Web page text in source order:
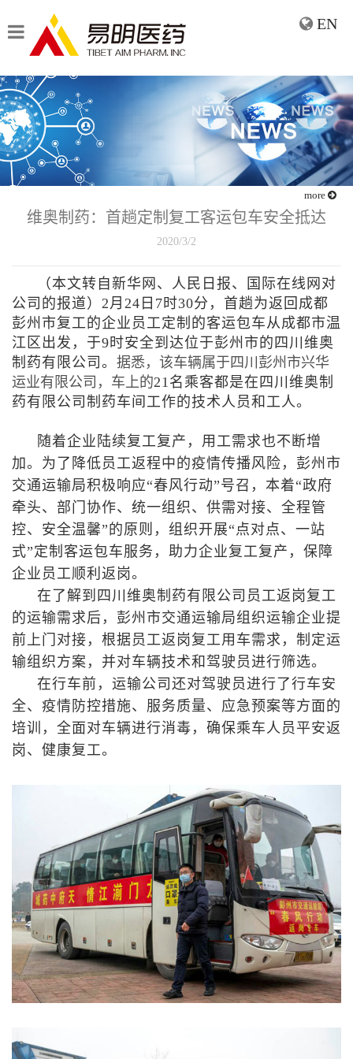
EN
more
维奥制药：首趟定制复工客运包车安全抵达
2020/3/2
（本文转自新华网、人民日报、国际在线网对
公司的报道）2月24日7时30分，首趟为返回成都
彭州市复工的企业员工定制的客运包车从成都市温
江区出发，于9时安全到达位于彭州市的四川维奥
制药有限公司。 据悉，该车辆属于四川彭州市兴华
运业有限公司，车上的21名乘客都是在四川维奥制
药有限公司制药车间工作的技术人员和工人。
随着企业陆续复工复产，用工需求也不断增
加。为了降低员工返程中的疫情传播风险，彭州市
交通运输局积极响应“春风行动”号召，本着“政府
牵头、部门协作、统一组织、供需对接、全程管
控、安全温馨” 的原则，组织开展“点对点、一站
式”定制客运包车服务，助力企业复工复产，保障
企业员工顺利返岗。
在了解到四川维奥制药有限公司员工返岗复工
的运输需求后，彭州市交通运输局组织运输企业提
前上门对接，根据员工返岗复工用车需求，制定运
输组织方案，并对车辆技术和驾驶员进行筛选。
在行车前，运输公司还对驾驶员进行了行车安
全、疫情防控措施、服务质量、应急预案等方面的
培训，全面对车辆进行消毒，确保乘车人员平安返
岗、健康复工。